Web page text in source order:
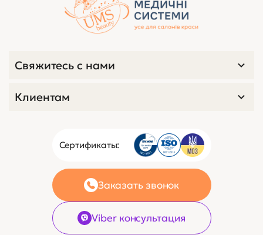
Сертификаты:
Заказать звонок
Viber консультация
Свяжитесь с нами
Клиентам